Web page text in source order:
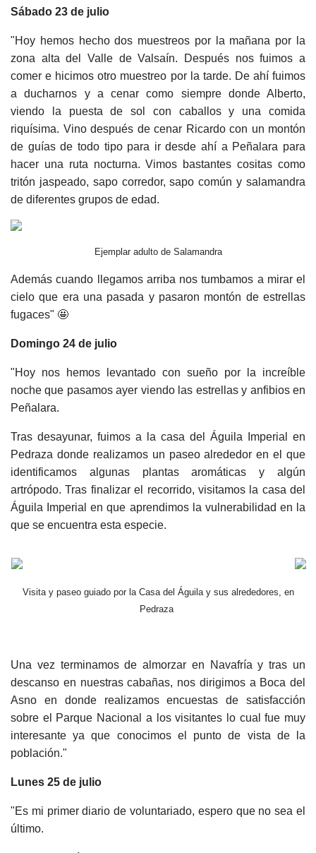
Sábado 23 de julio
"Hoy hemos hecho dos muestreos por la mañana por la
zona alta del Valle de Valsaín. Después nos fuimos a
comer e hicimos otro muestreo por la tarde. De ahí fuimos
a ducharnos y a cenar como siempre donde Alberto,
viendo la puesta de sol con caballos y una comida
riquísima. Vino después de cenar Ricardo con un montón
de guías de todo tipo para ir desde ahí a Peñalara para
hacer una ruta nocturna. Vimos bastantes cositas como
tritón jaspeado, sapo corredor, sapo común y salamandra
de diferentes grupos de edad.
Ejemplar adulto de Salamandra
Además cuando llegamos arriba nos tumbamos a mirar el
cielo que era una pasada y pasaron montón de estrellas
fugaces" 🤩
Domingo 24 de julio
"Hoy nos hemos levantado con sueño por la increíble
noche que pasamos ayer viendo las estrellas y anfibios en
Peñalara.
Tras desayunar, fuimos a la casa del Águila Imperial en
Pedraza donde realizamos un paseo alrededor en el que
identificamos algunas plantas aromáticas y algún
artrópodo. Tras finalizar el recorrido, visitamos la casa del
Águila Imperial en que aprendimos la vulnerabilidad en la
que se encuentra esta especie.
Visita y paseo guiado por la Casa del Águila y sus alrededores, en
Pedraza
Una vez terminamos de almorzar en Navafría y tras un
descanso en nuestras cabañas, nos dirigimos a Boca del
Asno en donde realizamos encuestas de satisfacción
sobre el Parque Nacional a los visitantes lo cual fue muy
interesante ya que conocimos el punto de vista de la
población."
Lunes 25 de julio
"Es mi primer diario de voluntariado, espero que no sea el
último.